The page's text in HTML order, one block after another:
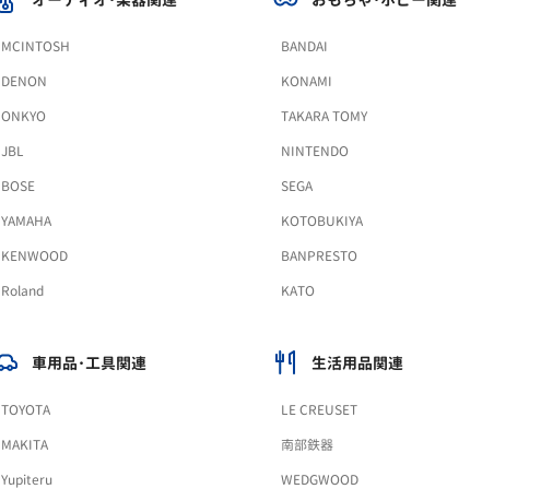
MCINTOSH
DENON
ONKYO
JBL
BOSE
YAMAHA
KENWOOD
Roland
BANDAI
KONAMI
TAKARA TOMY
NINTENDO
SEGA
KOTOBUKIYA
BANPRESTO
KATO
車用品･工具関連
TOYOTA
MAKITA
Yupiteru
生活用品関連
LE CREUSET
南部鉄器
WEDGWOOD